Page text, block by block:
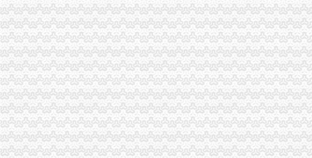
梁平局重庆分公司注销采取四项举措助推商标发展成效明显
云局重庆分公司注销建工作呈现三个点
注册分局支部开展“一说二评三公示”重庆代办公司活动
丰都局制定“三项制度”重庆公司注销扎实开展“三项活动”
忠县局重庆代办公司新立所倾力助推个经济发展见成效
云局重庆分公司注销南溪所三举措帮扶企业渡难关
荣昌县家公司成立
沙坪坝局重庆营业执照注销立足区位优势助推微型企业发展见成效
石柱局三措施化乳制品市重庆分公司注销场监管
万州局高笋塘所开展“五比五创”重庆代办公司活动提升基层工商队伍形象
北碚局索电子商务监管执法新途径落实全市重庆公司注销工商局长座谈会议精